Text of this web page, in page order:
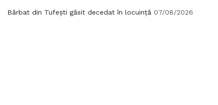
Bărbat din Tufești găsit decedat în locuință 07/08/2026